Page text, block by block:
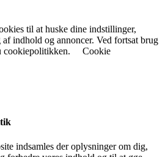
til at huske dine indstillinger,
indhold og annoncer. Ved fortsat brug
cookiepolitikken.
Cookie
indsamles der oplysninger om dig,